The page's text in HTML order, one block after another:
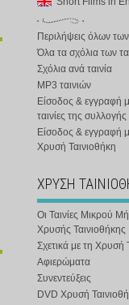
Περιλήψεις όλων των
Όλα τα σχόλια των
Σχόλια ανά ταινία
MP3 ταινιών
Είσοδος & εγγραφή
ταινίες της
Είσοδος & εγγραφή
Χρυσή Ταινιοθήκη
ΧΡΥΣΗ
Οι Ταινίες Μικρού
Χρυσής Ταινιοθήκης
Σχετικά με τη Χρυσή
Αφιερώματα
Συνεντεύξεις
DVD Χρυσή